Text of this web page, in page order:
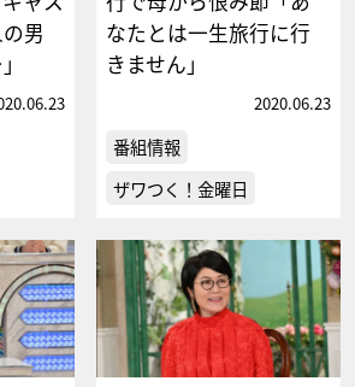
男
なたとは一生旅行に行
きません」
2020.06.23
番組情報
ザワつく！金曜日